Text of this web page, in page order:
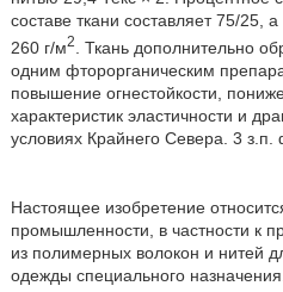
составе ткани составляет 75/25,
260 г/м2
. Ткань дополнительно
одним фторорганическим
повышение огнестойкости,
характеристик эластичности и
условиях Крайнего Севера. 3 з.п.
Настоящее изобретение
промышленности, в частности к
из полимерных волокон и нитей
одежды специального назначения.